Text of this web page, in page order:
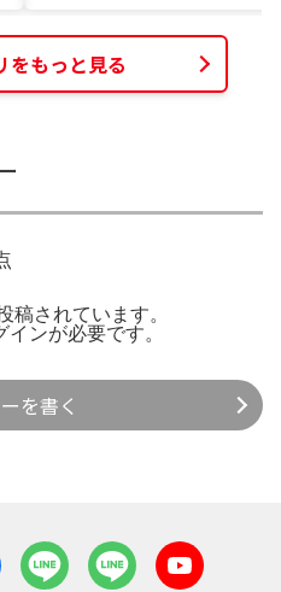
をもっと見る
稿されています。
インが必要です。
を書く